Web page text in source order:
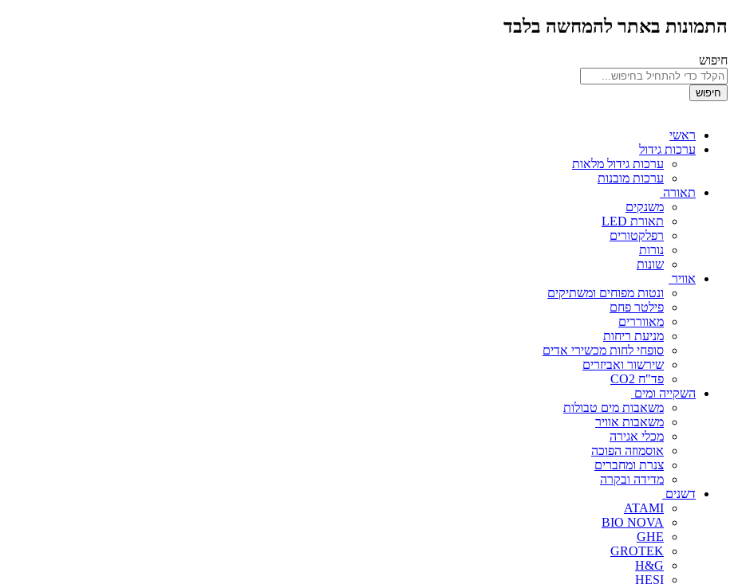
התמונות באתר להמחשה בלבד
חיפוש
חיפוש
ראשי
ערכות גידול
ערכות גידול מלאות
ערכות מובנות
תאורה
משנקים
תאורת LED
רפלקטורים
נורות
שונות
אוויר
ונטות מפוחים ומשתיקים
פילטר פחם
מאווררים
מניעת ריחות
סופחי לחות מכשירי אדים
שירשור ואביזרים
פד"ח CO2
השקייה ומים
משאבות מים טבולות
משאבות אוויר
מכלי אגירה
אוסמוזה הפוכה
צנרת ומחברים
מדידה ובקרה
דשנים
ATAMI
BIO NOVA
GHE
GROTEK
H&G
HESI